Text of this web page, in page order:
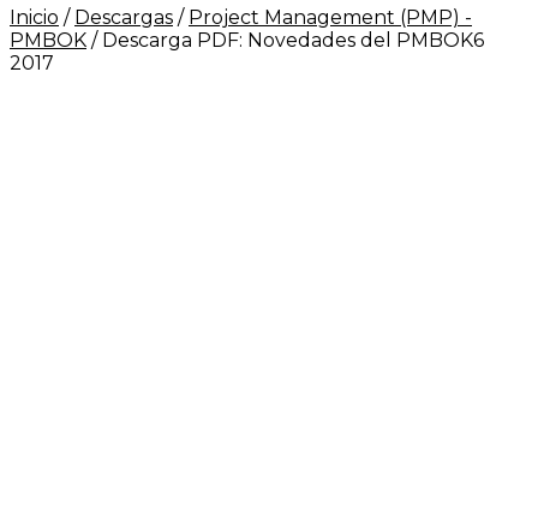
Inicio / Descargas / Project Management (PMP) -
PMBOK / Descarga PDF: Novedades del PMBOK6
2017